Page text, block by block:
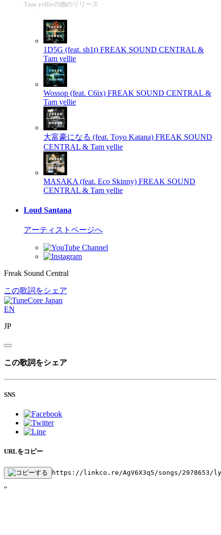
Tam yellieの他のリリース
1D5G (feat. sh1t) FREAK SOUND CENTRAL &
Tam yellie
Wossop (feat. C6ix) FREAK SOUND CENTRAL &
Tam yellie
大富豪になる (feat. Toyo Katana) FREAK SOUND
CENTRAL & Tam yellie
MASAKA (feat. Eco Skinny) FREAK SOUND
CENTRAL & Tam yellie
Loud Santana
アーティストページへ
Freak Sound Central
この歌詞をシェア
EN
JP
この歌詞をシェア
SNS
URLをコピー
https://linkco.re/AgV6X3q5/songs/2978653/
"